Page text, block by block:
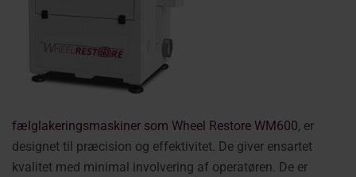
fælglakeringsmaskiner som Wheel Restore WM600, er
designet til præcision og effektivitet. De giver ensartet
kvalitet med minimal involvering af operatøren. De er